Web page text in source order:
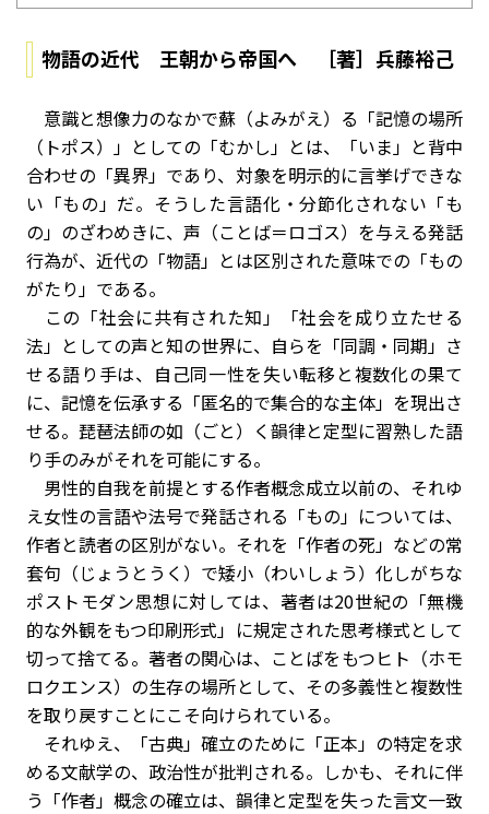
物語の近代 王朝から帝国へ ［著］兵藤裕己
意識と想像力のなかで蘇（よみがえ）る「記憶の場所
（トポス）」としての「むかし」とは、「いま」と背中
合わせの「異界」であり、対象を明示的に言挙げできな
い「もの」だ。そうした言語化・分節化されない「も
の」のざわめきに、声（ことば＝ロゴス）を与える発話
行為が、近代の「物語」とは区別された意味での「もの
がたり」である。
この「社会に共有された知」「社会を成り立たせる
法」としての声と知の世界に、自らを「同調・同期」さ
せる語り手は、自己同一性を失い転移と複数化の果て
に、記憶を伝承する「匿名的で集合的な主体」を現出さ
せる。琵琶法師の如（ごと）く韻律と定型に習熟した語
り手のみがそれを可能にする。
男性的自我を前提とする作者概念成立以前の、それゆ
え女性の言語や法号で発話される「もの」については、
作者と読者の区別がない。それを「作者の死」などの常
套句（じょうとうく）で矮小（わいしょう）化しがちな
ポストモダン思想に対しては、著者は20世紀の「無機
的な外観をもつ印刷形式」に規定された思考様式として
切って捨てる。著者の関心は、ことばをもつヒト（ホモ
ロクエンス）の生存の場所として、その多義性と複数性
を取り戻すことにこそ向けられている。
それゆえ、「古典」確立のために「正本」の特定を求
める文献学の、政治性が批判される。しかも、それに伴
う「作者」概念の確立は、韻律と定型を失った言文一致